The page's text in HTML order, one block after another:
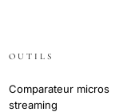
OUTILS
Comparateur micros
streaming